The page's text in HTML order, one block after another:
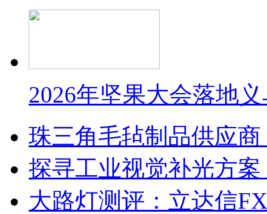
2026年坚果大会落地
珠三角毛毡制品供应
探寻工业视觉补光方
大路灯测评：立达信